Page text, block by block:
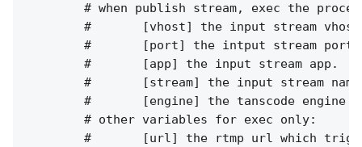
# when publish stream, exec the
#       [vhost] the input stream
        #       [port] the intput stream port.
        #       [app] the input stream app.
#       [stream] the input stream
#       [engine] the tanscode engine
        # other variables for exec only:
#       [url] the rtmp url which